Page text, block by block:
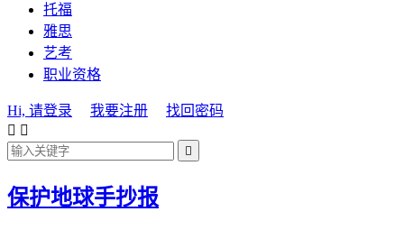
托福
雅思
艺考
职业资格
Hi, 请登录 我要注册
找回密码
 

​保护地球手抄报